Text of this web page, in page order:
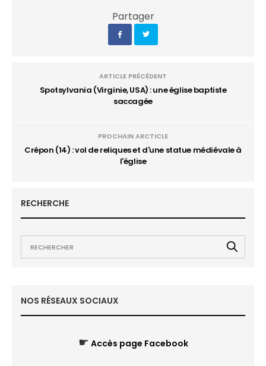
Partager
ARTICLE PRÉCÉDENT
Spotsylvania (Virginie, USA) : une église baptiste
saccagée
PROCHAIN ARCTICLE
Crépon (14) : vol de reliques et d'une statue médiévale à
l'église
RECHERCHE
NOS RÉSEAUX SOCIAUX
☛ Accès page Facebook